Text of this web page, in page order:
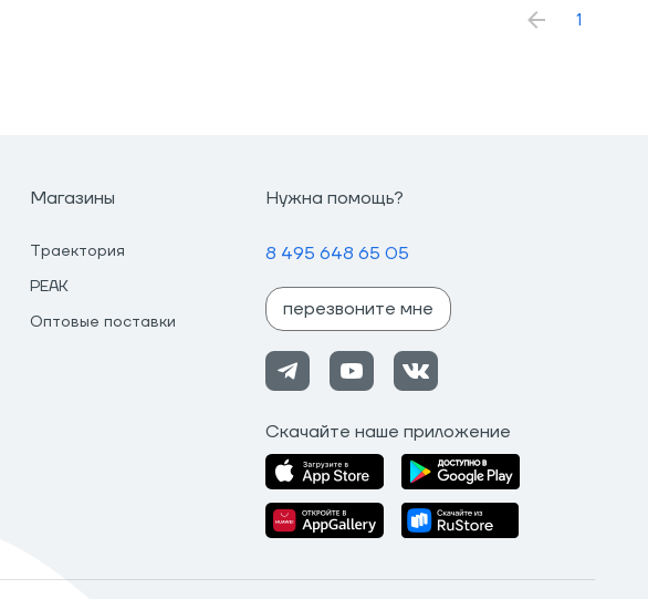
1
Магазины
Траектория
PEAK
Оптовые поставки
Нужна помощь?
8 495 648 65 05
перезвоните мне
Скачайте наше приложение